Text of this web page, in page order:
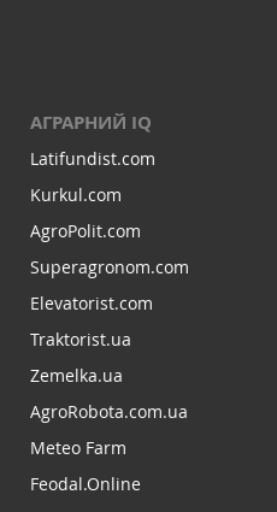
АГРАРНИЙ IQ
Latifundist.com
Kurkul.com
AgroPolit.com
Superagronom.com
Elevatorist.com
Traktorist.ua
Zemelka.ua
AgroRobota.com.ua
Meteo Farm
Feodal.Online